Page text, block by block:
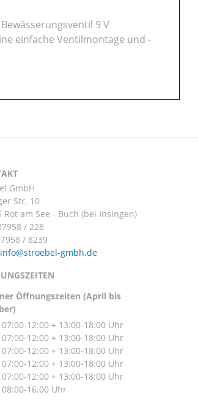
9 V
einfache Ventilmontage und -
GmbH
Str. 10
Rot am See - Buch (bei Insingen)
/ 228
/ 8239
Öffnungszeiten (April bis
07:00-12:00 + 13:00-18:00 Uhr
07:00-12:00 + 13:00-18:00 Uhr
07:00-12:00 + 13:00-18:00 Uhr
07:00-12:00 + 13:00-18:00 Uhr
07:00-12:00 + 13:00-18:00 Uhr
08:00-16:00 Uhr